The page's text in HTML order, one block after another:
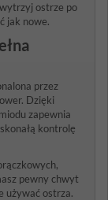
ostrze po
jak nowe.
przez
Dzięki
zapewnia
kontrolę
pewny chwyt
używać ostrza.